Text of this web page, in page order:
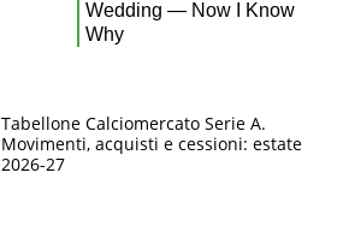
Tabellone Calciomercato Serie A.
Movimenti, acquisti e cessioni: estate
2026-27